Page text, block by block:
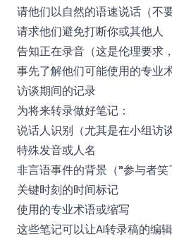
请他们以自然的语速说话（不
请求他们避免打断你或其他人
告知正在录音（这是伦理要求
事先了解他们可能使用的专业
访谈期间的记录
为将来转录做好笔记：
说话人识别（尤其是在小组访谈
特殊发音或人名
非言语事件的背景（"参与者笑
关键时刻的时间标记
使用的专业术语或缩写
这些笔记可以让AI转录稿的编